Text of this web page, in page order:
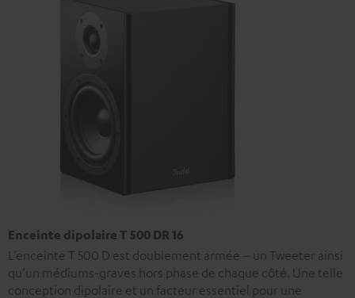
Enceinte dipolaire T 500 DR 16
L’enceinte T 500 D est doublement armée – un Tweeter ainsi
qu’un médiums-graves hors phase de chaque côté. Une telle
conception dipolaire et un facteur essentiel pour une